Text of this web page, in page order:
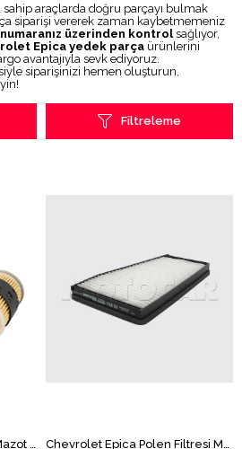
sahip araçlarda doğru parçayı bulmak
siparişi vererek zaman kaybetmemeniz
üzerinden kontrolsağlıyor,
Epica yedek parça ürünlerini
avantajıyla sevk ediyoruz.
siparişinizi hemen oluşturun,
Filtreleme
Chevrolet Epica 2.0 Dizel Mazot Filtresi BOSCH
Chevrolet Epica Polen Filtresi MOTOCAR